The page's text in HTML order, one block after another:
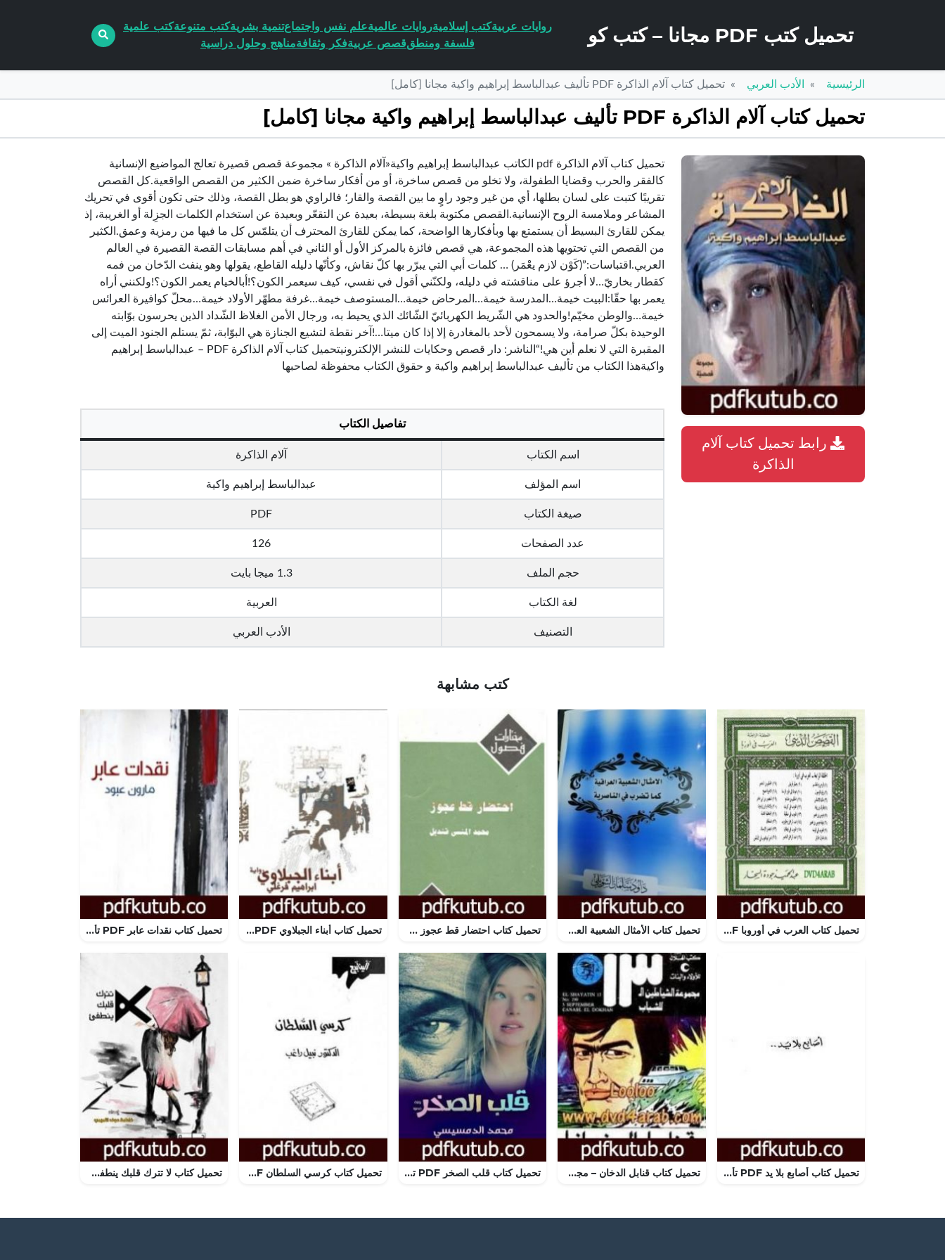
تحميل كتب PDF مجانا – كتب كو روايات عربيةكتب إسلاميةروايات عالميةعلم نفس واجتماعتنمية بشريةكتب متنوعةكتب علمية
فلسفة ومنطققصص عربيةفكر وثقافةمناهج وحلول دراسية
الرئيسية الأدب العربي تحميل كتاب آلام الذاكرة PDF تأليف عبدالباسط إبراهيم واكية مجانا [كامل]
تحميل كتاب آلام الذاكرة PDF تأليف عبدالباسط إبراهيم واكية مجانا [كامل]
رابط تحميل كتاب آلام
الذاكرة
تحميل كتاب آلام الذاكرة pdf الكاتب عبدالباسط إبراهيم واكية«آلام الذاكرة » مجموعة قصص قصيرة تعالج المواضيع الإنسانية
كالفقر والحرب وقضايا الطفولة، ولا تخلو من قصص ساخرة، أو من أفكار ساخرة ضمن الكثير من القصص الواقعية.كل القصص
تقريبًا كتبت على لسان بطلها، أي من غير وجود راوٍ ما بين القصة والقار؛ فالراوي هو بطل القصة، وذلك حتى تكون أقوى في تحريك
المشاعر وملامسة الروح الإنسانية.القصص مكتوبة بلغة بسيطة، بعيدة عن التقعّر وبعيدة عن استخدام الكلمات الجزِلة أو الغريبة، إذ
يمكن للقارئ البسيط أن يستمتع بها وبأفكارها الواضحة، كما يمكن للقارئ المحترف أن يتلمّس كل ما فيها من رمزية وعمق.الكثير
من القصص التي تحتويها هذه المجموعة، هي قصص فائزة بالمركز الأول أو الثاني في أهم مسابقات القصة القصيرة في العالم
العربي.اقتباسات:”(كَوْن لازم يعْمَر) … كلمات أبي التي يبرّر بها كلّ نقاش، وكأنّها دليله القاطع، يقولها وهو ينفث الدّخان من فمه
كقطار بخاريّ…لا أجرؤ على مناقشته في دليله، ولكنّني أقول في نفسي، كيف سيعمر الكون؟!أبالخيام يعمر الكون؟!ولكنني أراه
يعمر بها حقّا:البيت خيمة…المدرسة خيمة…المرحاض خيمة…المستوصف خيمة…غرفة مطهّر الأولاد خيمة…محلّ كوافيرة العرائس
خيمة…والوطن مخيّم!والحدود هي الشّريط الكهربائيّ الشّائك الذي يحيط به، ورجال الأمن الغلاظ الشّداد الذين يحرسون بوّابته
الوحيدة بكلّ صرامة، ولا يسمحون لأحد بالمغادرة إلا إذا كان ميتا…!آخر نقطة لتشيع الجنازة هي البوّابة، ثمّ يستلم الجنود الميت إلى
المقبرة التي لا نعلم أين هي!“الناشر: دار قصص وحكايات للنشر الإلكترونيتحميل كتاب آلام الذاكرة PDF – عبدالباسط إبراهيم
واكيةهذا الكتاب من تأليف عبدالباسط إبراهيم واكية و حقوق الكتاب محفوظة لصاحبها
تفاصيل الكتاب
اسم الكتاب آلام الذاكرة
اسم المؤلف عبدالباسط إبراهيم واكية
صيغة الكتاب PDF
عدد الصفحات 126
حجم الملف 1.3 ميجا بايت
لغة الكتاب العربية
التصنيف الأدب العربي
كتب مشابهة
تحميل كتاب العرب في أوروبا PDF تأليف عبد الحميد جودة السحار مجانا [كامل] تحميل كتاب الأمثال الشعبية العراقية كما تضرب في الناصرية PDF تأليف داود سلمان الشويلي مجانا [كامل] تحميل كتاب احتضار قط عجوز PDF تأليف محمد المنسي قنديل مجانا [كامل] تحميل كتاب أبناء الجبلاوي PDF تأليف إبراهيم فرغلي مجانا [كامل] تحميل كتاب نقدات عابر PDF تأليف مارون عبود مجانا [كامل]
تحميل كتاب أصابع بلا يد PDF تأليف إحسان عبد القدوس مجانا [كامل] تحميل كتاب قنابل الدخان – مجموعة الشياطين ال 13 PDF تأليف محمود سالم مجانا [كامل] تحميل كتاب قلب الصخر PDF تأليف محمد الدمسيسي مجانا [كامل] تحميل كتاب كرسي السلطان PDF تأليف نبيل راغب مجانا [كامل] تحميل كتاب لا تترك قلبك ينطفئ PDF تأليف فاطمة عوف التميمي مجانا [كامل]